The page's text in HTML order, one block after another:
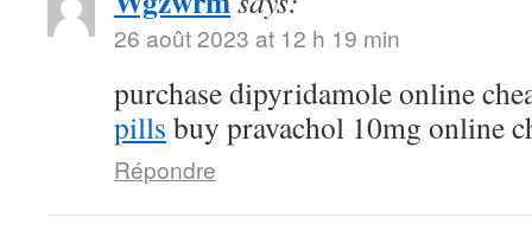
26 août 2023 at 12 h 19 min
purchase dipyridamole online
pills buy pravachol 10mg online
Répondre